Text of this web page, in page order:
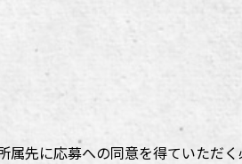
先に応募への同意を得ていただく